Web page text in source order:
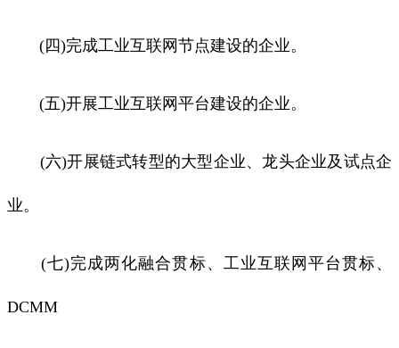
(四)完成工业互联网节点建设的企业。
(五)开展工业互联网平台建设的企业。
(六)开展链式转型的大型企业、龙头企业及试点企
业。
(七)完成两化融合贯标、工业互联网平台贯标、
DCMM